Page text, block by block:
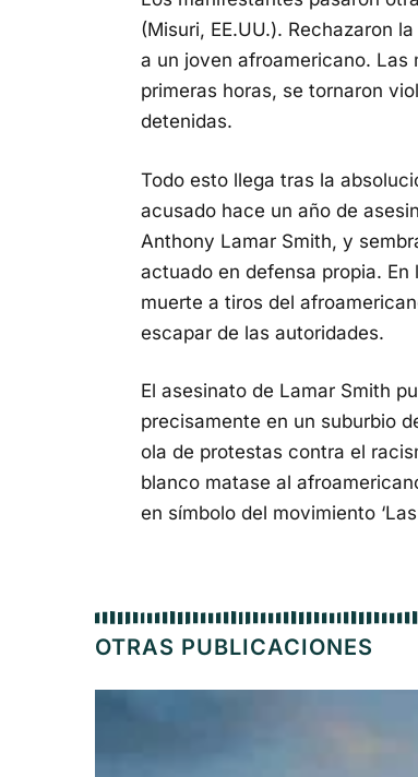
(Misuri, EE.UU.). Rechazaron
a un joven afroamericano. Las
primeras horas, se tornaron
detenidas.
Todo esto llega tras la
acusado hace un año de
Anthony Lamar Smith, y
actuado en defensa propia.
muerte a tiros del
escapar de las autoridades.
El asesinato de Lamar Smith
precisamente en un suburbio
ola de protestas contra el
blanco matase al
en símbolo del movimiento
OTRAS PUBLICACIONES